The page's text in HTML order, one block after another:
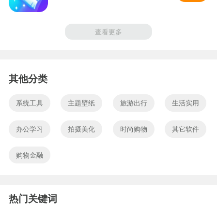
查看更多
其他分类
系统工具 主题壁纸 旅游出行 生活实用
办公学习 拍摄美化 时尚购物 其它软件
购物金融
热门关键词